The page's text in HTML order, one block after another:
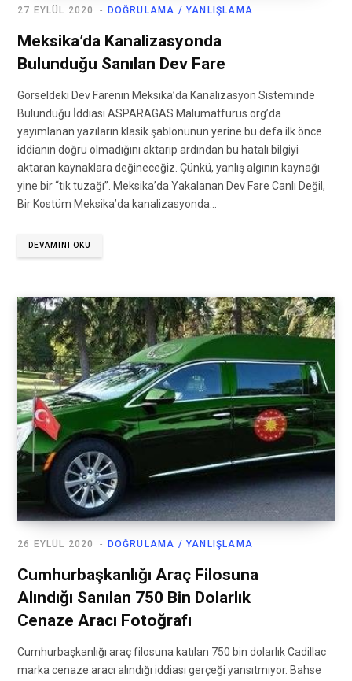
DOĞRULAMA / YANLIŞLAMA
27 EYLÜL 2020
Meksika’da Kanalizasyonda
Bulunduğu Sanılan Dev Fare
Görseldeki Dev Farenin Meksika’da Kanalizasyon Sisteminde
Bulunduğu İddiası ASPARAGAS Malumatfurus.org’da
yayımlanan yazıların klasik şablonunun yerine bu defa ilk önce
iddianın doğru olmadığını aktarıp ardından bu hatalı bilgiyi
aktaran kaynaklara değineceğiz. Çünkü, yanlış algının kaynağı
yine bir “tık tuzağı”. Meksika’da Yakalanan Dev Fare Canlı Değil,
Bir Kostüm Meksika’da kanalizasyonda…
DEVAMINI OKU
DOĞRULAMA / YANLIŞLAMA
26 EYLÜL 2020
Cumhurbaşkanlığı Araç Filosuna
Alındığı Sanılan 750 Bin Dolarlık
Cenaze Aracı Fotoğrafı
Cumhurbaşkanlığı araç filosuna katılan 750 bin dolarlık Cadillac
marka cenaze aracı alındığı iddiası gerçeği yansıtmıyor. Bahse